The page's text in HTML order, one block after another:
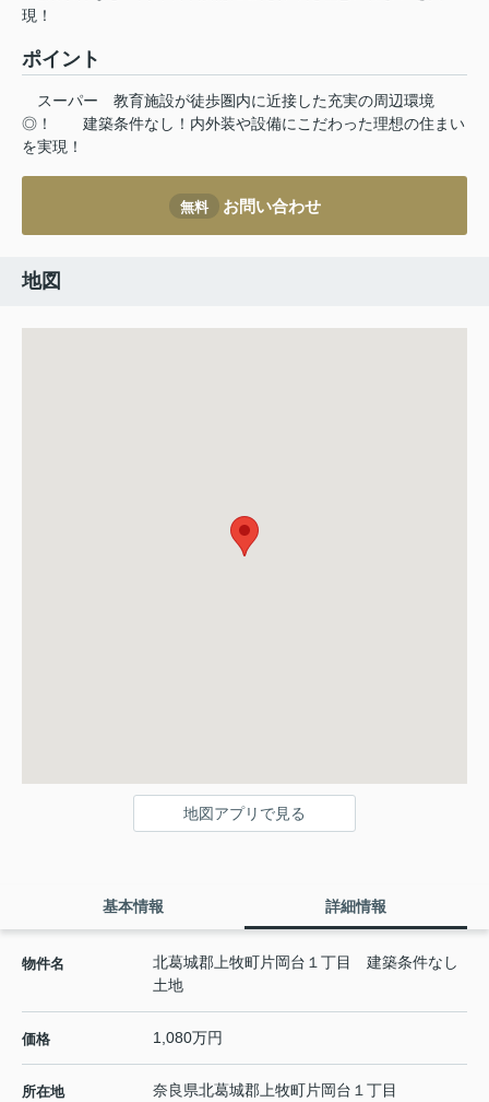
現！
ポイント
スーパー
教育施設が徒歩圏内に近接した充実の周辺環境
◎！
建築条件なし！内外装や設備にこだわった理想の住まい
を実現！
無料 お問い合わせ
地図
地図アプリで見る
基本情報 詳細情報
物件名
北葛城郡上牧町片岡台１丁目 建築条件なし
土地
価格 1,080万円
所在地 奈良県北葛城郡上牧町片岡台 １丁目